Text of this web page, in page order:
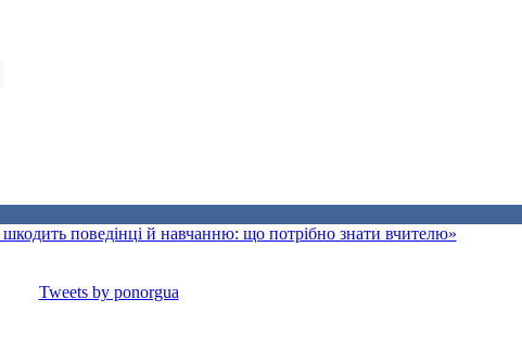
поведінці й навчанню: що потрібно знати вчителю»
Tweets by ponorgua